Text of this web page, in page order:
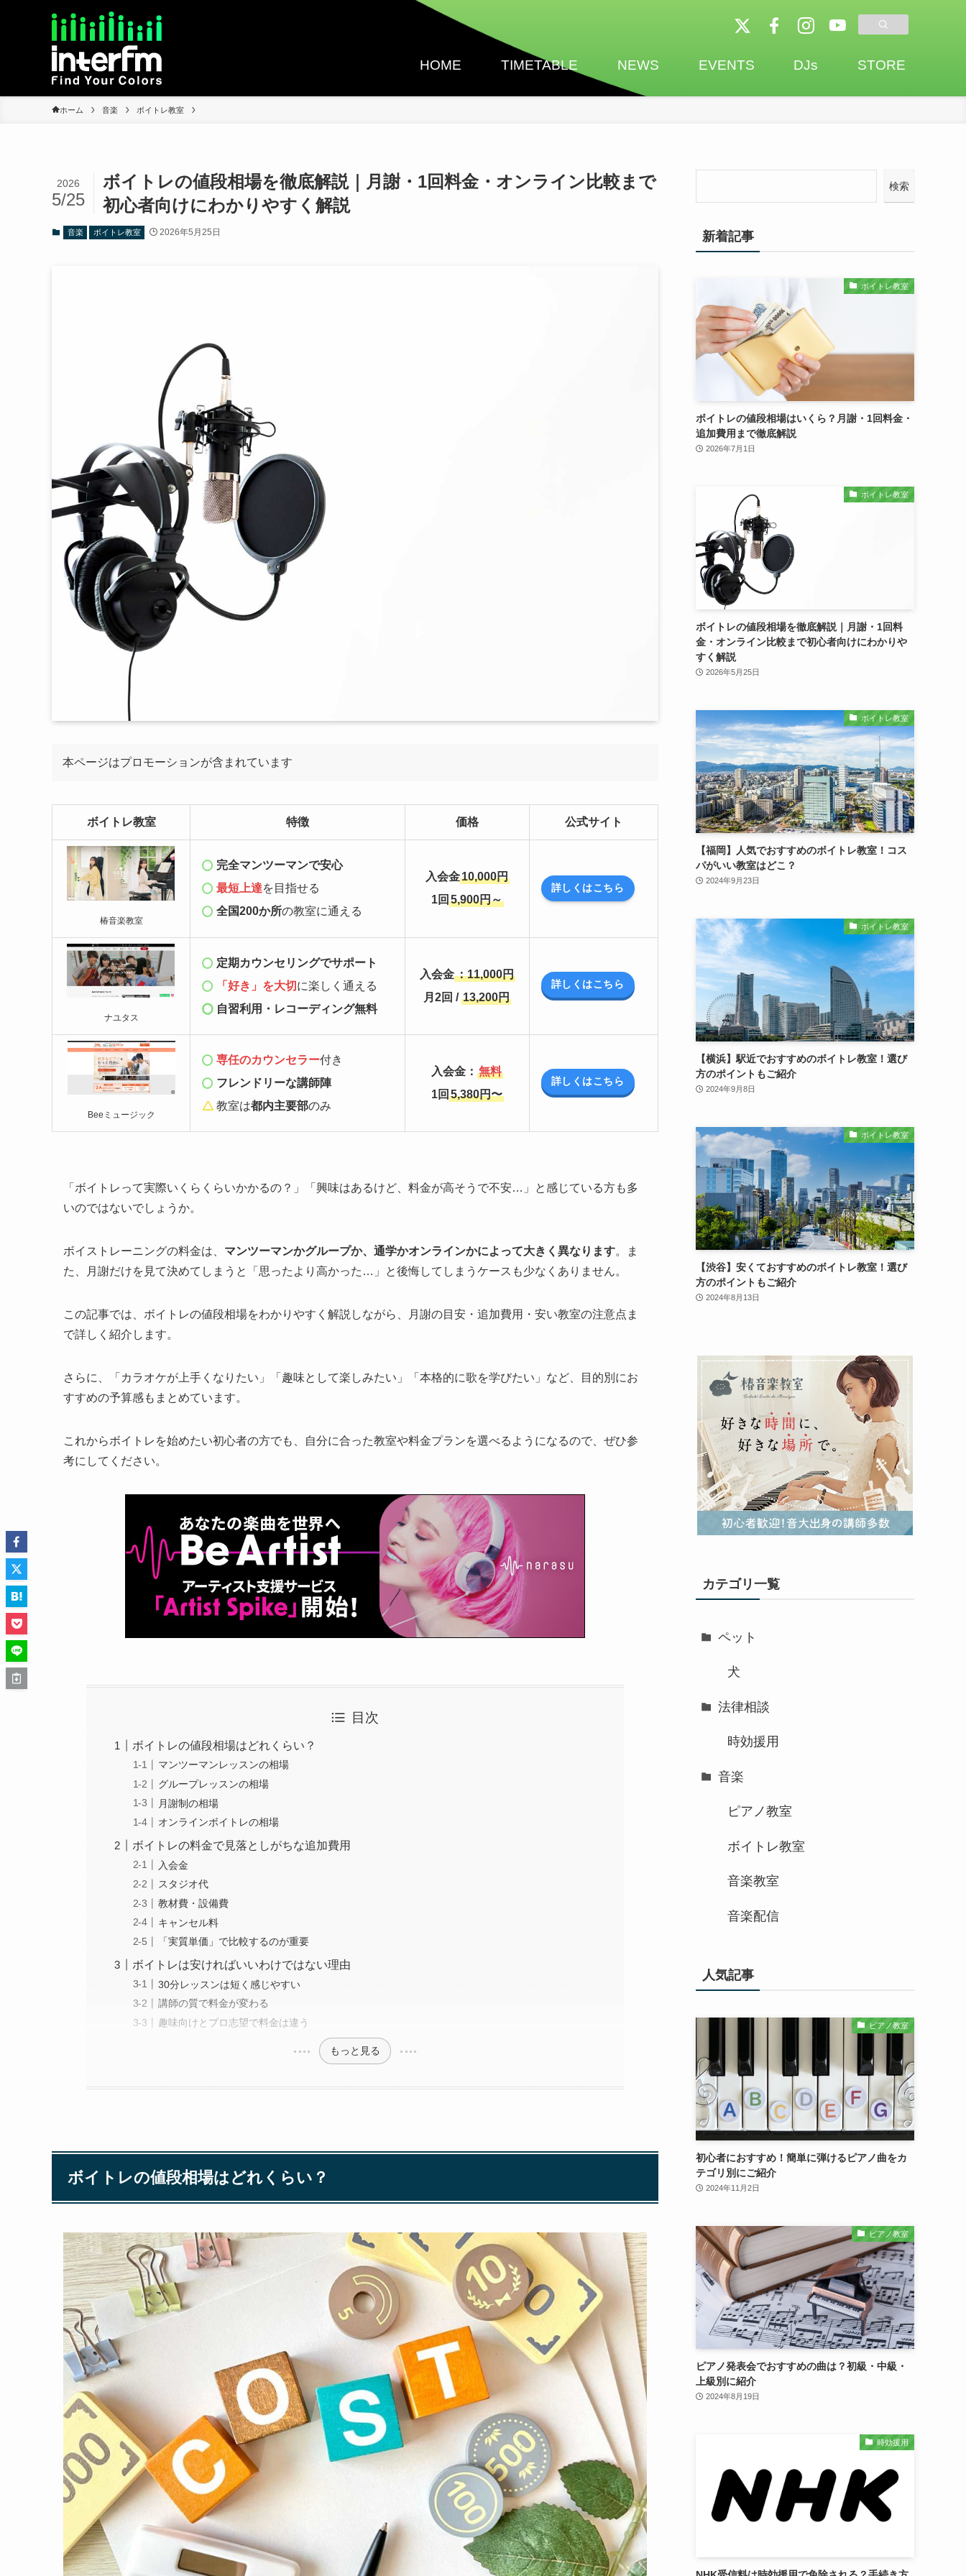
HOME TIMETABLE NEWS EVENTS DJs STORE
ホーム 音楽 ボイトレ教室
ボイトレの値段相場を徹底解説｜月謝・1回料金・オンライン比較まで
初心者向けにわかりやすく解説
2026
5/25
音楽 ボイトレ教室 2026年5月25日
本ページはプロモーションが含まれています
ボイトレ教室 特徴 価格 公式サイト
椿音楽教室
完全マンツーマンで安心
最短上達を目指せる
全国200か所の教室に通える
入会金10,000円
1回 5,900円～
詳しくはこちら
ナユタス
定期カウンセリングでサポート
「好き」を大切 に楽しく通える
自習利用・レコーディング無料
入会金：11,000円
月2回 / 13,200円
詳しくはこちら
Beeミュージック
専任のカウンセラー付き
フレンドリーな講師陣
教室は都内主要部のみ
入会金： 無料
1回 5,380円〜
詳しくはこちら
「ボイトレって実際いくらくらいかかるの？」「興味はあるけど、料金が高そうで不安…」と感じている方も多
いのではないでしょうか。
ボイストレーニングの料金は、 マンツーマンかグループか、通学かオンラインかによって大きく異なります。ま
た、月謝だけを見て決めてしまうと「思ったより高かった…」と後悔してしまうケースも少なくありません。
この記事では、ボイトレの値段相場をわかりやすく解説しながら、月謝の目安・追加費用・安い教室の注意点ま
で詳しく紹介します。
さらに、「カラオケが上手くなりたい」「趣味として楽しみたい」「本格的に歌を学びたい」など、目的別にお
すすめの予算感もまとめています。
これからボイトレを始めたい初心者の方でも、自分に合った教室や料金プランを選べるようになるので、ぜひ参
考にしてください。
目次
ボイトレの値段相場はどれくらい？
マンツーマンレッスンの相場
グループレッスンの相場
月謝制の相場
オンラインボイトレの相場
ボイトレの料金で見落としがちな追加費用
入会金
スタジオ代
教材費・設備費
キャンセル料
「実質単価」で比較するのが重要
ボイトレは安ければいいわけではない理由
30分レッスンは短く感じやすい
講師の質で料金が変わる
趣味向けとプロ志望で料金は違う
もっと見る
ボイトレの値段相場はどれくらい？
検索
新着記事
ボイトレ教室
ボイトレの値段相場はいくら？月謝・1回料金・
追加費用まで徹底解説
2026年7月1日
ボイトレ教室
ボイトレの値段相場を徹底解説｜月謝・1回料
金・オンライン比較まで初心者向けにわかりや
すく解説
2026年5月25日
ボイトレ教室
【福岡】人気でおすすめのボイトレ教室！コス
パがいい教室はどこ？
2024年9月23日
ボイトレ教室
【横浜】駅近でおすすめのボイトレ教室！選び
方のポイントもご紹介
2024年9月8日
ボイトレ教室
【渋谷】安くておすすめのボイトレ教室！選び
方のポイントもご紹介
2024年8月13日
カテゴリ一覧
ペット
犬
法律相談
時効援用
音楽
ピアノ教室
ボイトレ教室
音楽教室
音楽配信
人気記事
ピアノ教室
初心者におすすめ！簡単に弾けるピアノ曲をカ
テゴリ別にご紹介
2024年11月2日
ピアノ教室
ピアノ発表会でおすすめの曲は？初級・中級・
上級別に紹介
2024年8月19日
時効援用